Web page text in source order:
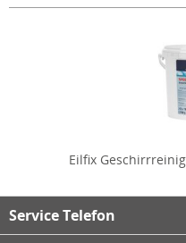
Eilfix
Service Telefon